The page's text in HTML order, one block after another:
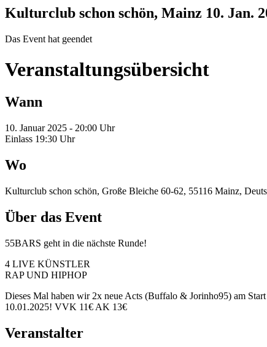
Kulturclub schon schön, Mainz 10. Jan.
Das Event hat geendet
Veranstaltungsübersicht
Wann
10. Januar 2025 - 20:00 Uhr
Einlass 19:30 Uhr
Wo
Kulturclub schon schön, Große Bleiche 60-62, 55116 Mainz,
Über das Event
55BARS geht in die nächste Runde!
4 LIVE KÜNSTLER
RAP UND HIPHOP
Dieses Mal haben wir 2x neue Acts (Buffalo & Jorinho95) am
10.01.2025! VVK 11€ AK 13€
Veranstalter